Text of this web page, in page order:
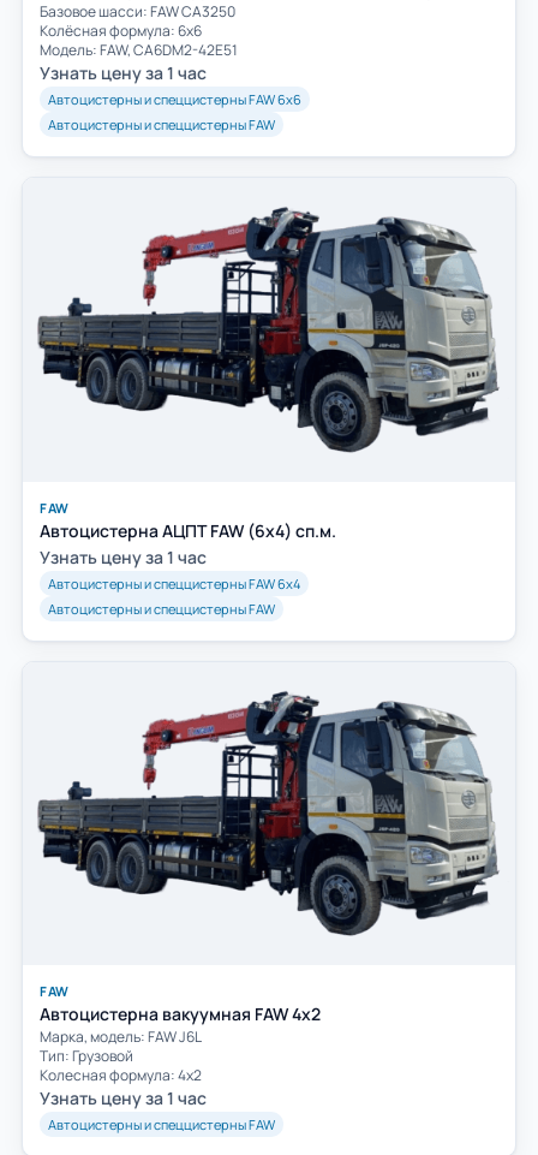
Базовое шасси: FAW СА3250
Колёсная формула: 6х6
Модель: FAW, CA6DM2-42E51
Узнать цену за 1 час
Автоцистерны и спеццистерны FAW 6х6
Автоцистерны и спеццистерны FAW
FAW
Автоцистерна АЦПТ FAW (6х4) сп.м.
Узнать цену за 1 час
Автоцистерны и спеццистерны FAW 6х4
Автоцистерны и спеццистерны FAW
FAW
Автоцистерна вакуумная FAW 4х2
Марка, модель: FAW J6L
Тип: Грузовой
Колесная формула: 4х2
Узнать цену за 1 час
Автоцистерны и спеццистерны FAW